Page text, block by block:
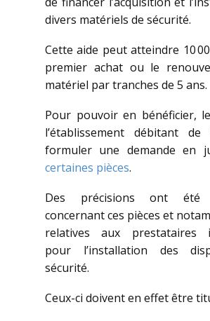
divers matériels de sécurité.
Cette aide peut atteindre 10
premier achat ou le
matériel par tranches de 5 ans.
Pour pouvoir en bénéficier,
l’établissement débitant
formuler une demande en
certaines pièces.
Des précisions ont été
concernant ces pièces et
relatives aux prestataires
pour l’installation des
sécurité.
Ceux-ci doivent en effet être